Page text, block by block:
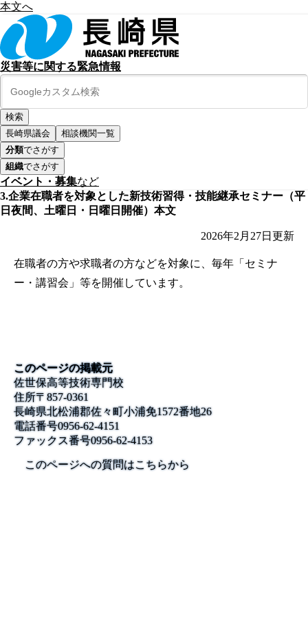
本文へ
災害等に関する緊急情報
長崎県議会
相談機関一覧
分類でさがす
組織でさがす
イベント・募集など
3.企業在職者を対象とした新技術習得・技能継承セミナー（平
日夜間、土曜日・日曜日開催）本文
2026年2月27日 更新
在職者の方や求職者の方などを対象に、毎年「セミナ
ー・講習会」等を開催しています。
このページの掲載元
佐世保高等技術専門校
住所〒857-0361
長崎県北松浦郡佐々町小浦免1572番地26
電話番号0956-62-4151
ファックス番号0956-62-4153
このページへの質問はこちらから